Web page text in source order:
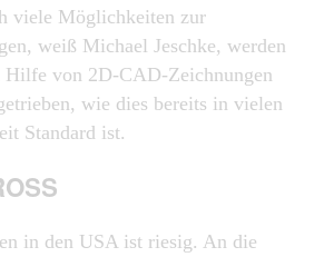
viele Möglichkeiten zur
weiß Michael Jeschke, werden
von 2D-CAD-Zeichnungen
wie dies bereits in vielen
Standard ist.
in den USA ist riesig. An die